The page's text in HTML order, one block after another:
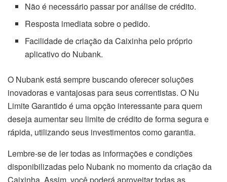
Não é necessário passar por análise de crédito.
Resposta imediata sobre o pedido.
Facilidade de criação da Caixinha pelo próprio
aplicativo do Nubank.
O Nubank está sempre buscando oferecer soluções
inovadoras e vantajosas para seus correntistas. O Nu
Limite Garantido é uma opção interessante para quem
deseja aumentar seu limite de crédito de forma segura e
rápida, utilizando seus investimentos como garantia.
Lembre-se de ler todas as informações e condições
disponibilizadas pelo Nubank no momento da criação da